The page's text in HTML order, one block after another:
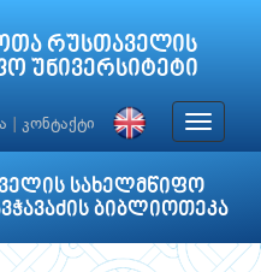
რუსთაველის
უნივერსიტეტი
კონტაქტი
Toggle
სახელმწიფო
ბიბლიოთეკა